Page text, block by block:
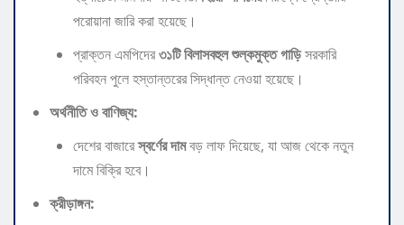
পরোয়ানা জারি করা হয়েছে।
​প্রাক্তন এমপিদের৩১টি বিলাসবহুল শুল্কমুক্ত গাড়িসরকারি
পরিবহন পুলে হস্তান্তরের সিদ্ধান্ত নেওয়া হয়েছে।
অর্থনীতি ও বাণিজ্য:
​দেশের বাজারেস্বর্ণের দামবড় লাফ দিয়েছে, যা আজ থেকে নতুন
দামে বিক্রি হবে।
ক্রীড়াঙ্গন: